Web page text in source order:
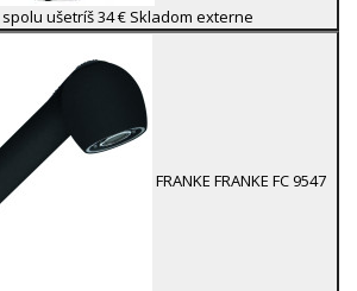
spolu ušetríš 34 € Skladom externe
FRANKE FRANKE FC 9547